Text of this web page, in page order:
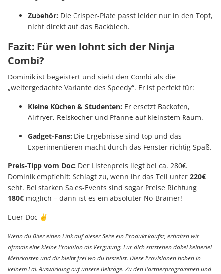
Zubehör: Die Crisper-Plate passt leider nur in den Topf,
nicht direkt auf das Backblech.
Fazit: Für wen lohnt sich der Ninja
Combi?
Dominik ist begeistert und sieht den Combi als die
„weitergedachte Variante des Speedy“. Er ist perfekt für:
Kleine Küchen & Studenten: Er ersetzt Backofen,
Airfryer, Reiskocher und Pfanne auf kleinstem Raum.
Gadget-Fans: Die Ergebnisse sind top und das
Experimentieren macht durch das Fenster richtig Spaß.
Preis-Tipp vom Doc: Der Listenpreis liegt bei ca. 280€.
Dominik empfiehlt: Schlagt zu, wenn ihr das Teil unter 220€
seht. Bei starken Sales-Events sind sogar Preise Richtung
180€ möglich – dann ist es ein absoluter No-Brainer!
Euer Doc ✌️
Wenn du über einen Link auf dieser Seite ein Produkt kaufst, erhalten wir
oftmals eine kleine Provision als Vergütung. Für dich entstehen dabei keinerlei
Mehrkosten und dir bleibt frei wo du bestellst. Diese Provisionen haben in
keinem Fall Auswirkung auf unsere Beiträge. Zu den Partnerprogrammen und